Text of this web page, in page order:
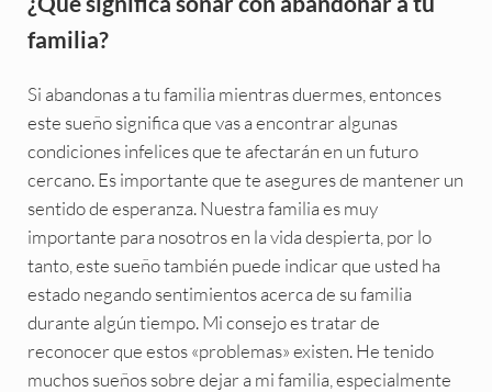
familia?
Si abandonas a tu familia mientras duermes, entonces
este sueño significa que vas a encontrar algunas
condiciones infelices que te afectarán en un futuro
cercano. Es importante que te asegures de mantener un
sentido de esperanza. Nuestra familia es muy
importante para nosotros en la vida despierta, por lo
tanto, este sueño también puede indicar que usted ha
estado negando sentimientos acerca de su familia
durante algún tiempo. Mi consejo es tratar de
reconocer que estos «problemas» existen. He tenido
muchos sueños sobre dejar a mi familia, especialmente